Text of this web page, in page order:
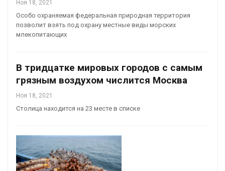
Ноя 18, 2021
Особо охраняемая федеральная природная территория
позволит взять под охрану местные виды морских
млекопитающих
В тридцатке мировых городов с самым
грязным воздухом числится Москва
Ноя 18, 2021
Столица находится на 23 месте в списке